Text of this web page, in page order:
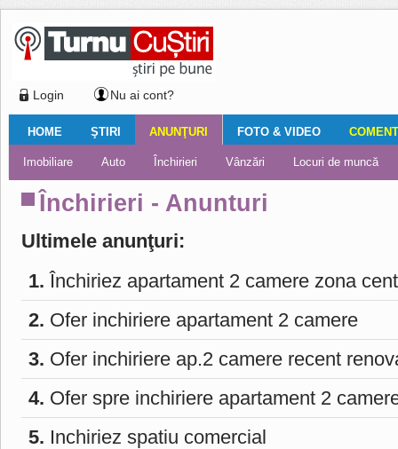
Login Nu ai cont?
HOME
Ştiri locale Turnaţi aici! Nemulţumirile localnicilor
ŞTIRI
Ştiri locale Ştiri din ţară Financiar Editorial
ANUNŢURI
Imobiliare Auto Închirieri Vânzări Locuri de muncă
FOTO & VIDEO
Galerii Foto Galerii video
Comentariul zilei
Închirieri - Anunturi
Ultimele anunţuri:
1. Închiriez apartament 2 camere zona
2. Ofer inchiriere apartament 2 camere
3. Ofer inchiriere ap.2 camere recent
4. Ofer spre inchiriere apartament 2
5. Inchiriez spatiu comercial